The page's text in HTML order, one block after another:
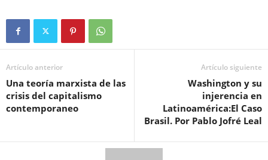
Artículo anterior
Una teoría marxista de las
crisis del capitalismo
contemporaneo
Artículo siguiente
Washington y su
injerencia en
Latinoamérica:El Caso
Brasil. Por Pablo Jofré Leal